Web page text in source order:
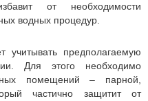
от необходимости
водных процедур.
учитывать предполагаемую
Для этого необходимо
помещений – парной,
частично защитит от